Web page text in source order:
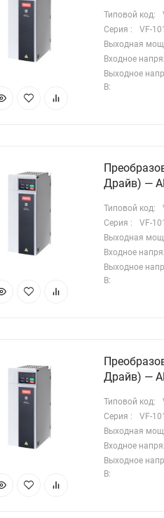
обеспечивают стабильную
150 метров без снижения
Данная характеристика
территориально распределенным
при работе с погружными
режима работы. Это
показатели системы
Полная инструкция частотного
подробное описание
схем подключения.
поставляется в комплекте с
— Системы повышения давления;
— Системы отопления и
— Циркуляционные насосные
— Промышленные насосные
— Системы водоподготовки и
Соответствие
Типовой код:
Серия :
VF-
Выходная
Входное
Выходное
В:
Драйв) —
Типовой код:
Серия :
VF-
Выходная
Входное
Выходное
В:
Драйв) —
Типовой код:
Серия :
VF-
Выходная
Входное
Выходное
В: